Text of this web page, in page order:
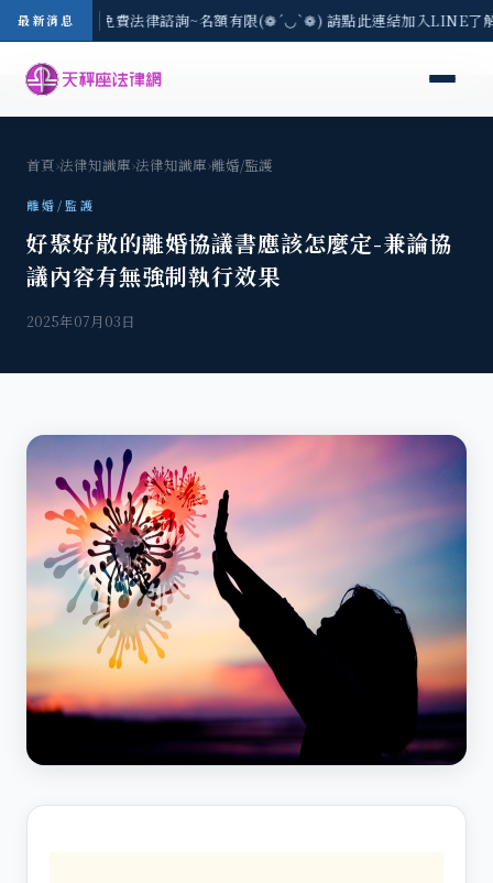
最新消息
3(一) 現場免費法律諮詢~名額有限(❁´◡`❁) 請點此連結加入LINE了
首頁›法律知識庫›法律知識庫›離婚/監護
離婚/監護
好聚好散的離婚協議書應該怎麼定-兼論協
議內容有無強制執行效果
2025年07月03日